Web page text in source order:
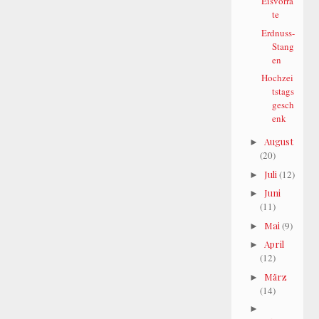
te
Erdnuss-
Stang
en
Hochzei
tstags
gesch
enk
►August
(20)
► Juli (12)
► Juni
(11)
► Mai (9)
►April
(12)
► März
(14)
►